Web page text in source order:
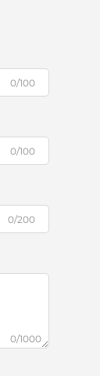
0/100
0/100
0/200
0/1000